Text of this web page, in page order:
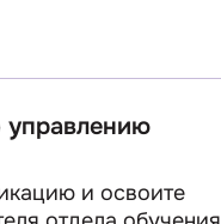
управлению
и освоите